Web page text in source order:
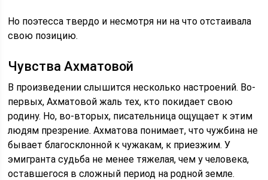
Но поэтесса твердо и несмотря ни на что отстаивала
свою позицию.
Чувства Ахматовой
В произведении слышится несколько настроений. Во-
первых, Ахматовой жаль тех, кто покидает свою
родину. Но, во-вторых, писательница ощущает к этим
людям презрение. Ахматова понимает, что чужбина не
бывает благосклонной к чужакам, к приезжим. У
эмигранта судьба не менее тяжелая, чем у человека,
оставшегося в сложный период на родной земле.